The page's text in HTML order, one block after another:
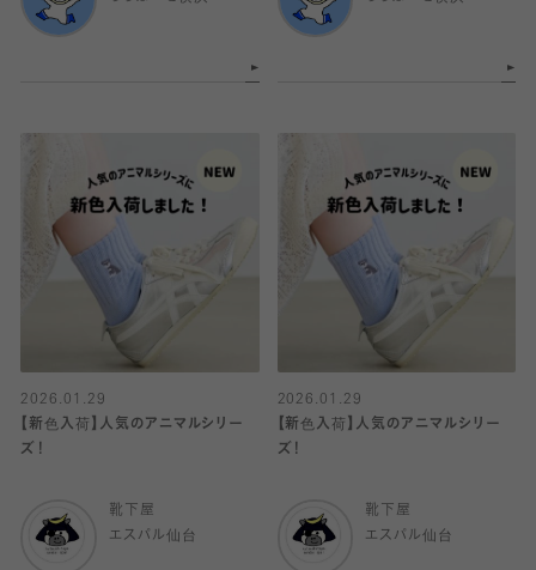
2026.01.29
【新色入荷】人気のアニマルシリー
ズ！
靴下屋
エスパル仙台
2026.01.29
【新色入荷】人気のアニマルシリー
ズ！
靴下屋
エスパル仙台